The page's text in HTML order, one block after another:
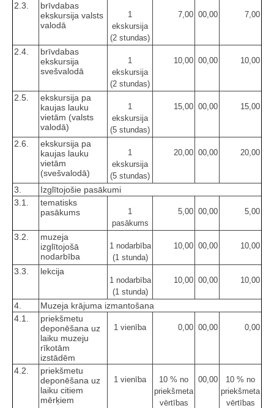
2.3.
brīvdabas
ekskursija valsts
valodā
1
ekskursija
(2 stundas)
7,00 00,00 7,00
2.4.
brīvdabas
ekskursija
svešvalodā
1
ekskursija
(2 stundas)
10,00 00,00 10,00
2.5.
ekskursija pa
kaujas lauku
vietām (valsts
valodā)
1
ekskursija
(5 stundas)
15,00 00,00 15,00
2.6.
ekskursija pa
kaujas lauku
vietām
(svešvalodā)
1
ekskursija
(5 stundas)
20,00 00,00 20,00
3.
Izglītojošie pasākumi
3.1.
tematisks
pasākums
1
pasākums
5,00 00,00 5,00
3.2.
muzeja
izglītojošā
nodarbība
1 nodarbība
(1 stunda)
10,00 00,00 10,00
3.3. lekcija
1 nodarbība
(1 stunda)
10,00 00,00 10,00
4.
Muzeja krājuma izmantošana
4.1.
priekšmetu
deponēšana uz
laiku muzeju
rīkotām
izstādēm
1 vienība 0,00 00,00 0,00
4.2.
priekšmetu
deponēšana uz
laiku citiem
mērķiem
1 vienība
10 % no
priekšmeta
vērtības
00,00
10 % no
priekšmeta
vērtības